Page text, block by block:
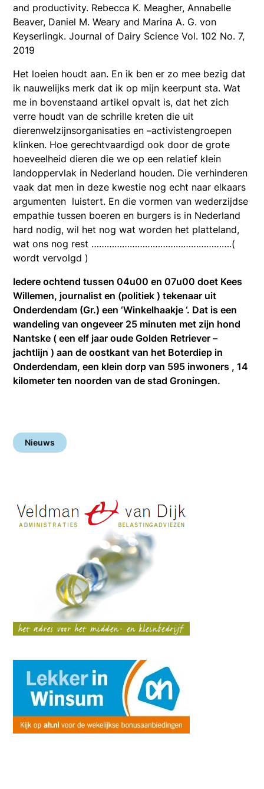
and productivity. Rebecca K. Meagher, Annabelle
Beaver, Daniel M. Weary and Marina A. G. von
Keyserlingk. Journal of Dairy Science Vol. 102 No. 7,
2019
Het loeien houdt aan. En ik ben er zo mee bezig dat
ik nauwelijks merk dat ik op mijn keerpunt sta. Wat
me in bovenstaand artikel opvalt is, dat het zich
verre houdt van de schrille kreten die uit
dierenwelzijnsorganisaties en –activistengroepen
klinken. Hoe gerechtvaardigd ook door de grote
hoeveelheid dieren die we op een relatief klein
landoppervlak in Nederland houden. Die verhinderen
vaak dat men in deze kwestie nog echt naar elkaars
argumenten luistert. En die vormen van wederzijdse
empathie tussen boeren en burgers is in Nederland
hard nodig, wil het nog wat worden het platteland,
wat ons nog rest ……………………………………………….(
wordt vervolgd )
Iedere ochtend tussen 04u00 en 07u00 doet Kees
Willemen, journalist en (politiek ) tekenaar uit
Onderdendam (Gr.) een ‘Winkelhaakje ‘. Dat is een
wandeling van ongeveer 25 minuten met zijn hond
Nantske ( een elf jaar oude Golden Retriever –
jachtlijn ) aan de oostkant van het Boterdiep in
Onderdendam, een klein dorp van 595 inwoners , 14
kilometer ten noorden van de stad Groningen.
Nieuws